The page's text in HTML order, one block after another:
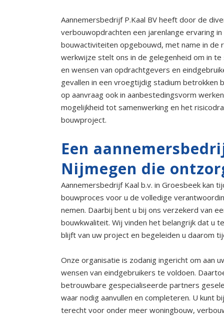
Aannemersbedrijf P.Kaal BV heeft door de
verbouwopdrachten een jarenlange ervaring in
bouwactiviteiten opgebouwd, met name in de
werkwijze stelt ons in de gelegenheid om in
en wensen van opdrachtgevers en
gevallen in een vroegtijdig stadium betrokken
op aanvraag ook in aanbestedingsvorm
mogelijkheid tot samenwerking en het
bouwproject.
Een
Nijmegen die
Aannemersbedrijf Kaal b.v. in Groesbeek kan
bouwproces voor u de volledige
nemen. Daarbij bent u bij ons verzekerd van
bouwkwaliteit. Wij vinden het belangrijk dat u
blijft van uw project en begeleiden u daarom
Onze organisatie is zodanig ingericht om aan
wensen van eindgebruikers te voldoen.
betrouwbare gespecialiseerde partners
waar nodig aanvullen en completeren. U kunt
terecht voor onder meer woningbouw,